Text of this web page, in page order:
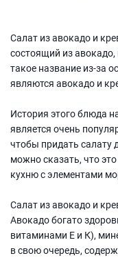
Салат из авокадо и
состоящий из
такое название из-за
являются авокадо и
История этого блюда
является очень
чтобы придать салату
можно сказать, что
кухню с элементами
Салат из авокадо и
Авокадо богато
витаминами Е и К),
в свою очередь,